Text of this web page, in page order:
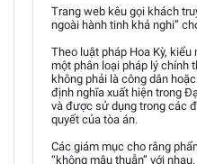
Trang web kêu gọi khách
ngoài hành tinh khả nghi”
Theo luật pháp Hoa Kỳ, kiểu
một phân loại pháp lý chính
không phải là công dân
định nghĩa xuất hiện trong
và được sử dụng trong các
quyết của tòa án.
Các giám mục cho rằng
“không mâu thuẫn” với nhau.